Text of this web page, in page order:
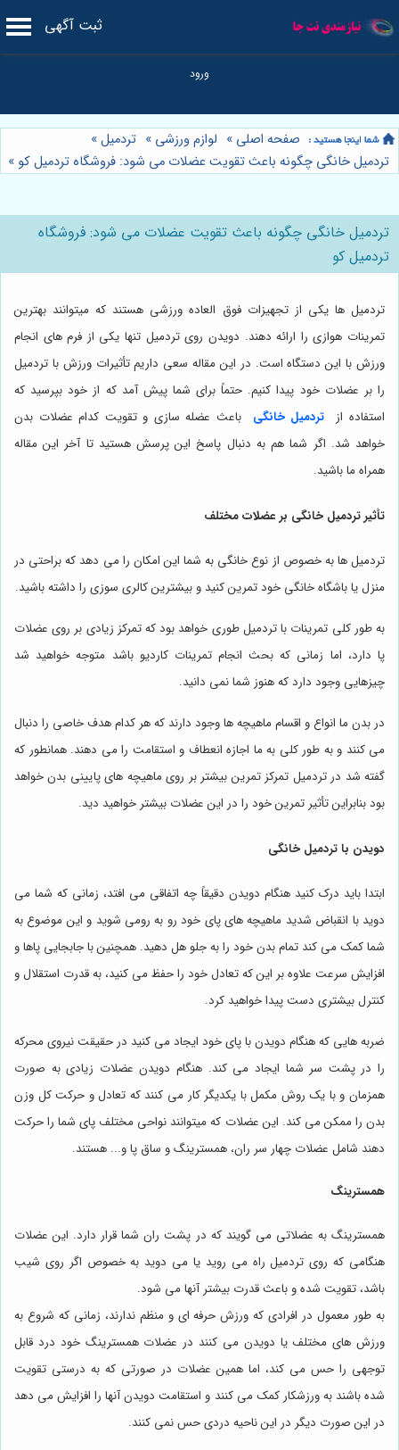
ثبت آگهی
صفحه اصلی » لوازم ورزشی » تردمیل»
تردمیل خانگی چگونه باعث تقویت عضلات می شود: فروشگاه تردمیل کو »
تردمیل خانگی چگونه باعث تقویت عضلات می شود: فروشگاه
تردمیل کو
تردمیل ها یکی از تجهیزات فوق العاده ورزشی هستند که میتوانند بهترین
تمرینات هوازی را ارائه دهند. دویدن روی تردمیل تنها یکی از فرم های انجام
ورزش با این دستگاه است. در این مقاله سعی داریم تأثیرات ورزش با تردمیل
را بر عضلات خود پیدا کنیم. حتماً برای شما پیش آمد که از خود بپرسید که
استفاده از
تردمیل خانگی
باعث عضله سازی و تقویت کدام عضلات بدن
خواهد شد. اگر شما هم به دنبال پاسخ این پرسش هستید تا آخر این مقاله
همراه ما باشید.
تأثیر تردمیل خانگی بر عضلات مختلف
تردمیل ها به خصوص از نوع خانگی به شما این امکان را می دهد که براحتی در
منزل یا باشگاه خانگی خود تمرین کنید و بیشترین کالری سوزی را داشته باشید.
به طور کلی تمرینات با تردمیل طوری خواهد بود که تمرکز زیادی بر روی عضلات
پا دارد، اما زمانی که بحث انجام تمرینات کاردیو باشد متوجه خواهید شد
چیزهایی وجود دارد که هنوز شما نمی دانید.
در بدن ما انواع و اقسام ماهیچه ها وجود دارند که هر کدام هدف خاصی را دنبال
می کنند و به طور کلی به ما اجازه انعطاف و استقامت را می دهند. همانطور که
گفته شد در تردمیل تمرکز تمرین بیشتر بر روی ماهیچه های پایینی بدن خواهد
بود بنابراین تأثیر تمرین خود را در این عضلات بیشتر خواهید دید.
دویدن با تردمیل خانگی
ابتدا باید درک کنید هنگام دویدن دقیقاً چه اتفاقی می افتد، زمانی که شما می
دوید با انقباض شدید ماهیچه های پای خود رو به رومی شوید و این موضوع به
شما کمک می کند تمام بدن خود را به جلو هل دهید. همچنین با جابجایی پاها و
افزایش سرعت علاوه بر این که تعادل خود را حفظ می کنید، به قدرت استقلال و
کنترل بیشتری دست پیدا خواهید کرد.
ضربه هایی که هنگام دویدن با پای خود ایجاد می کنید در حقیقت نیروی محرکه
را در پشت سر شما ایجاد می کند. هنگام دویدن عضلات زیادی به صورت
همزمان و با یک روش مکمل با یکدیگر کار می کنند که تعادل و حرکت کل وزن
بدن را ممکن می کند. این عضلات که میتوانند نواحی مختلف پای شما را حرکت
دهند شامل عضلات چهار سر ران، همسترینگ و ساق پا و... هستند.
همسترینگ
همسترینگ به عضلاتی می گویند که در پشت ران شما قرار دارد. این عضلات
هنگامی که روی تردمیل راه می روید یا می دوید به خصوص اگر روی شیب
باشد، تقویت شده و باعث قدرت بیشتر آنها می شود.
به طور معمول در افرادی که ورزش حرفه ای و منظم ندارند، زمانی که شروع به
ورزش های مختلف یا دویدن می کنند در عضلات همسترینگ خود درد قابل
توجهی را حس می کند، اما همین عضلات در صورتی که به درستی تقویت
شده باشند به ورزشکار کمک می کنند و استقامت دویدن آنها را افزایش می دهد
در این صورت دیگر در این ناحیه دردی حس نمی کنند.